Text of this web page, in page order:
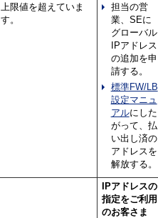
上限値を超えていま
す。
担当の営
業、SEに
グローバル
IPアドレス
の追加を申
請する。
標準FW/LB
設定マニュ
アルにした
がって、払
い出し済の
アドレスを
解放する。
IPアドレスの
指定をご利用
のお客さま